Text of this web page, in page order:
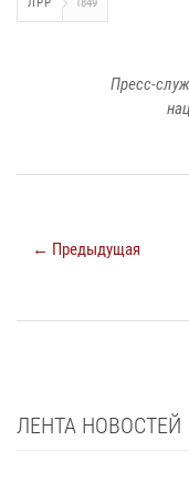
Пресс-
← Предыдущая
ЛЕНТА НОВОСТЕЙ